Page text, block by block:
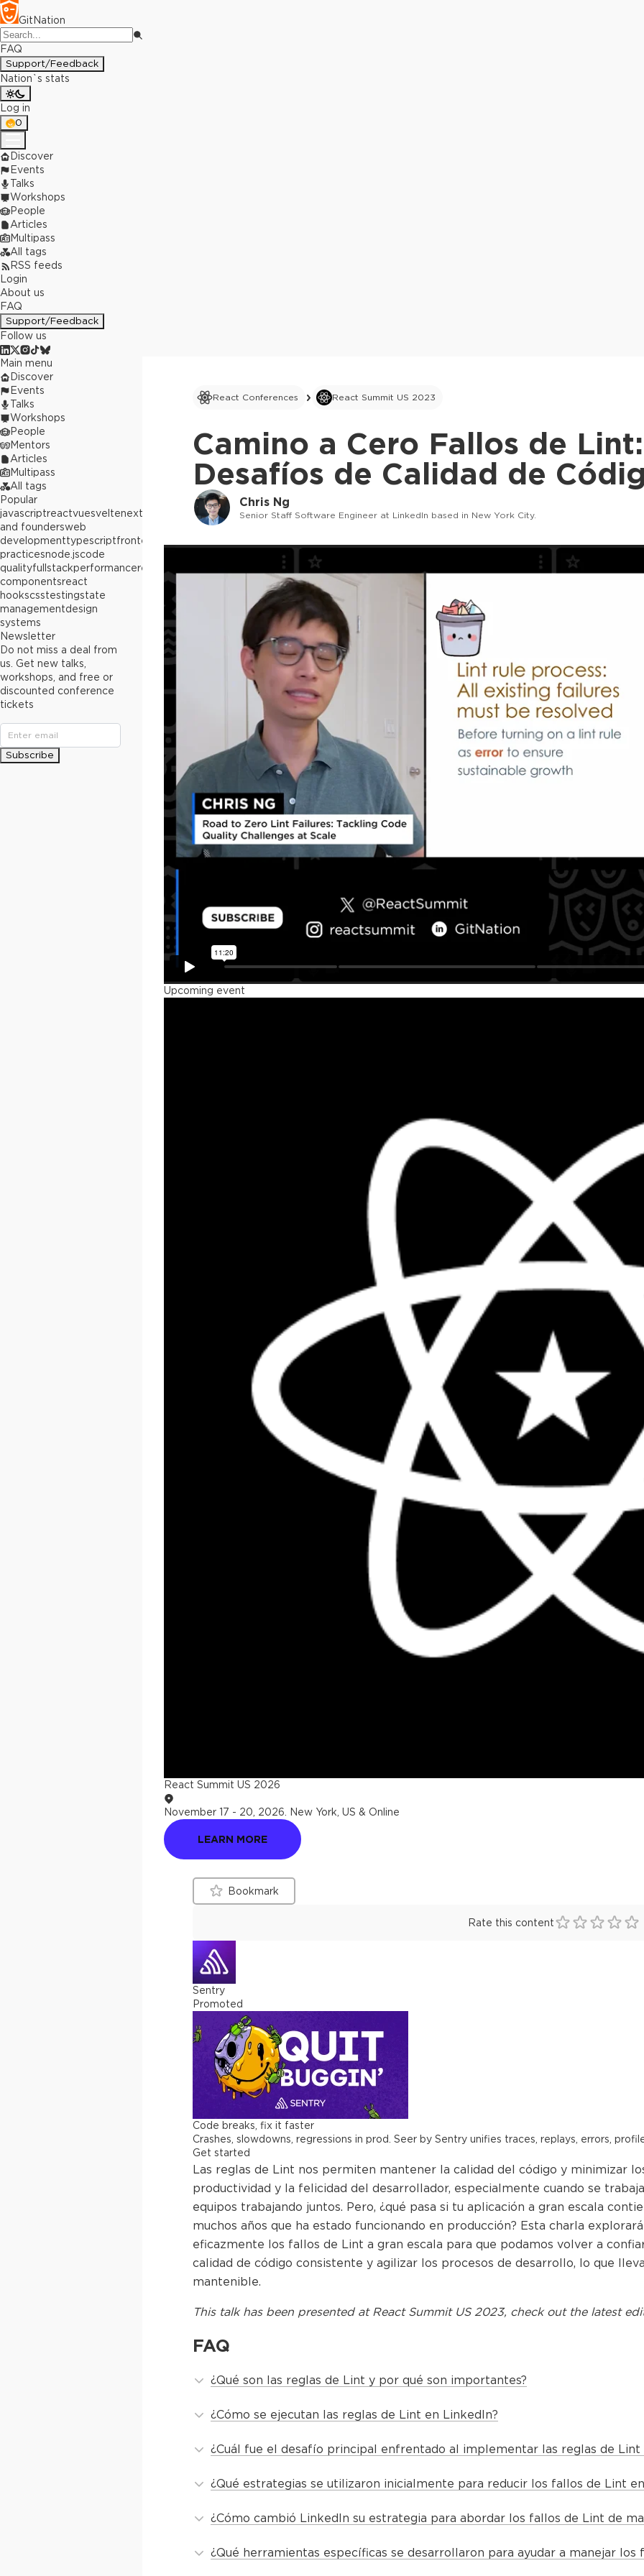
GitNation
FAQ
Support/Feedback
Nation`s stats
Log in
0
Discover
Events
Talks
Workshops
People
Articles
Multipass
All tags
RSS feeds
Login
About us
FAQ
Support/Feedback
Follow us
React Conferences React Summit US 2023
Camino a Cero Fallos de
Desafíos de Calidad de
Chris Ng
Senior Staff Software Engineer at LinkedIn based in New York City.
This ad is not shown to multipass and full
React Summit US 2026
November 17 - 20, 2026
New York, US & Online
The biggest React conference in the
LEARN MORE
Upcoming event
React Summit US 2026
November 17 - 20, 2026 New York, US & Online
LEARN MORE
Bookmark
Rate this content
Sentry
Promoted
Code breaks, fix it faster
Crashes, slowdowns, regressions in prod. Seer by Sentry unifies traces, replays, errors,
Get started
Las reglas de Lint nos permiten mantener la calidad del código y minimizar
productividad y la felicidad del desarrollador, especialmente cuando se
equipos trabajando juntos. Pero, ¿qué pasa si tu aplicación a gran escala
muchos años que ha estado funcionando en producción? Esta charla
eficazmente los fallos de Lint a gran escala para que podamos volver a
calidad de código consistente y agilizar los procesos de desarrollo, lo que
mantenible.
This talkhas been presented at React Summit US 2023, check out the latest
FAQ
¿Qué son las reglas de Lint y por qué son importantes?
¿Cómo se ejecutan las reglas de Lint en LinkedIn?
¿Cuál fue el desafío principal enfrentado al implementar las reglas de Lint
¿Qué estrategias se utilizaron inicialmente para reducir los fallos de Lint
¿Cómo cambió LinkedIn su estrategia para abordar los fallos de Lint de
¿Qué herramientas específicas se desarrollaron para ayudar a manejar
Main menu
Discover
Events
Talks
Workshops
People
Mentors
Articles
Multipass
All tags
Popular
javascriptreactvuesveltenext.js
and foundersweb
developmenttypescriptfrontend
practicesnode.jscode
qualityfullstackperformancereact
componentsreact
hookscsstestingstate
managementdesign
systems
Newsletter
Do not miss a deal from
us. Get new talks,
workshops, and free or
discounted conference
tickets
Subscribe